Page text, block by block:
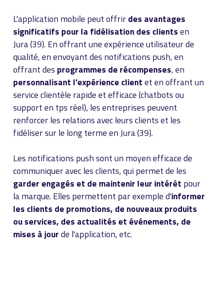
L'application mobile peut offrirdes avantages
significatifs pour la fidélisation des clientsen
Jura (39). En offrant une expérience utilisateur de
qualité, en envoyant des notifications push, en
offrant des programmes de récompenses, en
personnalisant l'expérience clientet en offrant un
service clientèle rapide et efficace (chatbots ou
support en tps réel), les entreprises peuvent
renforcer les relations avec leurs clients et les
fidéliser sur le long terme en Jura (39).
Les notifications push sont un moyen efficace de
communiquer avec les clients, qui permet de les
garder engagés et de maintenir leur intérêt pour
la marque. Elles permettent par exemple d'informer
les clients de promotions, de nouveaux produits
ou services, des actualités et événements, de
mises à jourde l'application, etc.